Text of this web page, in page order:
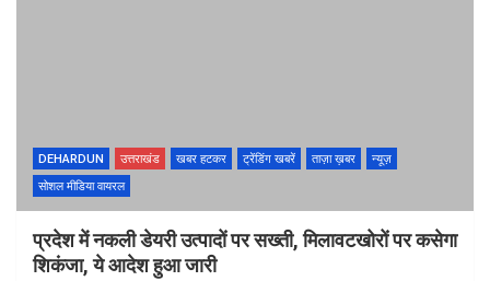
DEHARDUN उत्तराखंड खबर हटकर ट्रेंडिंग खबरें ताज़ा ख़बर
न्यूज़
सोशल मीडिया वायरल
प्रदेश में नकली डेयरी उत्पादों पर सख्ती, मिलावटखोरों पर कसेगा
शिकंजा, ये आदेश हुआ जारी